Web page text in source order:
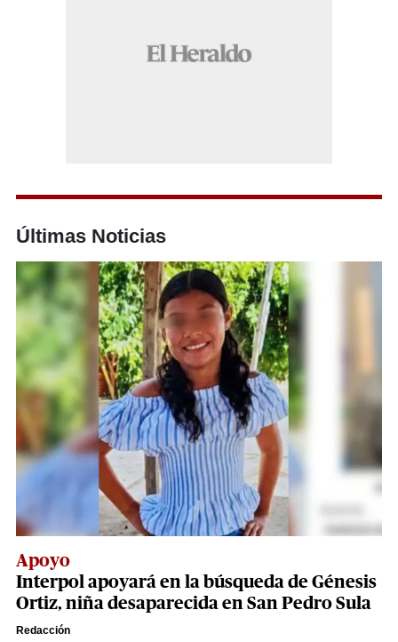
Últimas Noticias
Apoyo
Interpol apoyará en la búsqueda de Génesis
Ortiz, niña desaparecida en San Pedro Sula
Redacción